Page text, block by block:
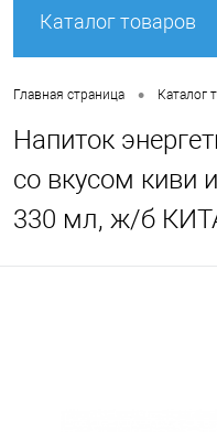
Каталог товаров
Главная страница • Каталог
Напиток
со вкусом киви
330 мл, ж/б